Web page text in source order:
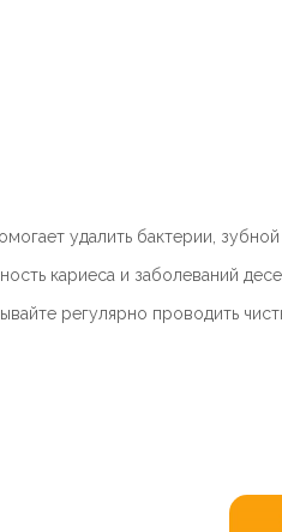
удалить бактерии,
кариеса и заболеваний
регулярно проводить